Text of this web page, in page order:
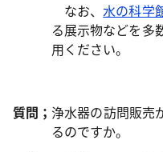
なお、水の科学
る展示物などを多
用ください。
質問； 浄水器の訪問販売
るのですか。